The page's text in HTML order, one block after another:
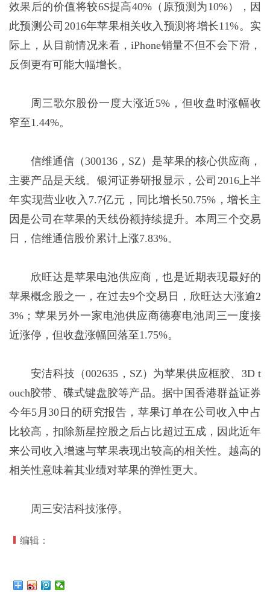
效果后的价值将较6S提高40%（原预测为10%），因
此预测公司2016年苹果相关收入预测将增长11%。实
际上，从目前情况来看，iPhone销量不但不会下滑，
反倒更有可能大幅增长。
周三歌尔股份一度大涨近5%，但收盘时涨幅收
窄至1.44%。
信维通信（300136，SZ）是苹果的核心供应商，
主要产品是天线。银河证券研报显示，公司2016上半
年实现营业收入7.7亿元，同比增长50.75%，增长主
因是公司在苹果的天线份额持续提升。本周三个交易
日，信维通信股价累计上涨7.83%。
欣旺达是苹果电池供应商，也是近期表现最好的
苹果概念股之一，在过去9个交易日，欣旺达大涨逾2
3%；苹果另外一家电池供应商德赛电池周三一度接
近涨停，但收盘涨幅回落至1.75%。
安洁科技（002635，SZ）为苹果供应框胶、3D t
ouch胶带、碟式键盘胶等产品。据中国香港群益证券
今年5月30日的研究报告，苹果订单在公司收入中占
比较高，扣除新星控股之后占比超过五成，因此近年
来公司收入增速与苹果表现出较高的相关性。越高的
相关性意味着其业绩对苹果的弹性更大。
周三安洁科技涨停。
编辑：